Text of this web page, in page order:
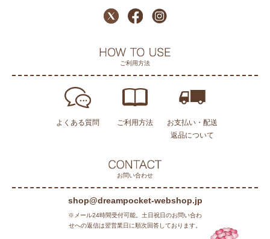
お問い合わせ
shop@dreampocket-webshop.jp
※メール24時間受付可能。土日祝日のお問い合わ
せへの返信は翌営業日に順次回答しております。
ご利用方法
よくある質問 ご利用方法
お支払い・配送
返品について